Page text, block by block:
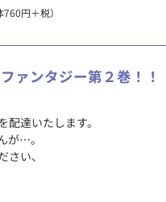
円＋税）
ァンタジー第２巻！！
達いたします。
が…。
い、